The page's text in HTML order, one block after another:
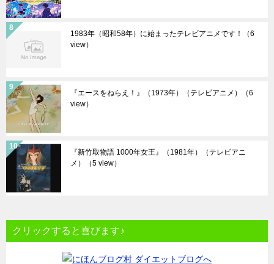
1983年（昭和58年）に始まったテレビアニメです！
（6
view）
『エースをねらえ！』（1973年）（テレビアニメ）
（6
view）
『新竹取物語 1000年女王』（1981年）（テレビアニ
メ）
（5 view）
クリックすると喜びます♪